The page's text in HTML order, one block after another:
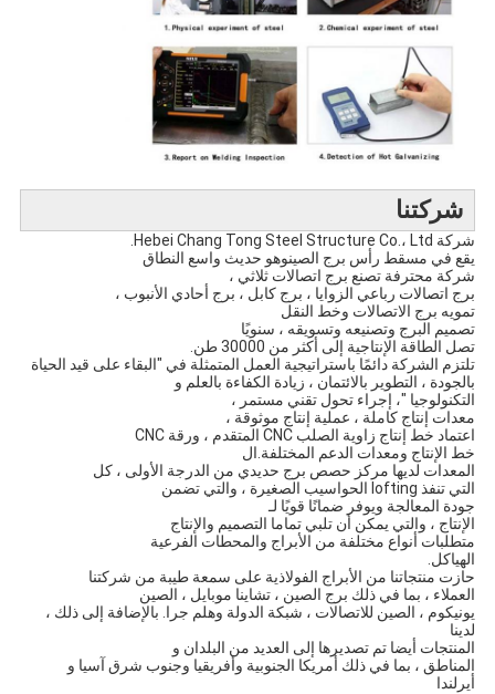
شركتنا
شركة Hebei Chang Tong Steel Structure Co.، Ltd.
يقع في مسقط رأس برج الصينوهو حديث واسع النطاق
شركة محترفة تصنع برج اتصالات ثلاثي ،
برج اتصالات رباعي الزوايا ، برج كابل ، برج أحادي الأنبوب ،
تمويه برج الاتصالات وخط النقل
تصميم البرج وتصنيعه وتسويقه ، سنويًا
تصل الطاقة الإنتاجية إلى أكثر من 30000 طن.
تلتزم الشركة دائمًا باستراتيجية العمل المتمثلة في "البقاء على قيد الحياة
بالجودة ، التطوير بالائتمان ، زيادة الكفاءة بالعلم و
التكنولوجيا "، إجراء تحول تقني مستمر ،
معدات إنتاج كاملة ، عملية إنتاج موثوقة ،
اعتماد خط إنتاج زاوية الصلب CNC المتقدم ، ورقة CNC
خط الإنتاج ومعدات الدعم المختلفة.ال
المعدات لديها مركز حصص برج حديدي من الدرجة الأولى ، كل
التي تنفذ lofting الحواسيب الصغيرة ، والتي تضمن
جودة المعالجة ويوفر ضمانًا قويًا لـ
الإنتاج ، والتي يمكن أن تلبي تماما التصميم والإنتاج
متطلبات أنواع مختلفة من الأبراج والمحطات الفرعية
الهياكل.
حازت منتجاتنا من الأبراج الفولاذية على سمعة طيبة من شركتنا
العملاء ، بما في ذلك برج الصين ، تشاينا موبايل ، الصين
يونيكوم ، الصين للاتصالات ، شبكة الدولة وهلم جرا. بالإضافة إلى ذلك ،
لدينا
المنتجات أيضا تم تصديرها إلى العديد من البلدان و
المناطق ، بما في ذلك أمريكا الجنوبية وأفريقيا وجنوب شرق آسيا و
أيرلندا